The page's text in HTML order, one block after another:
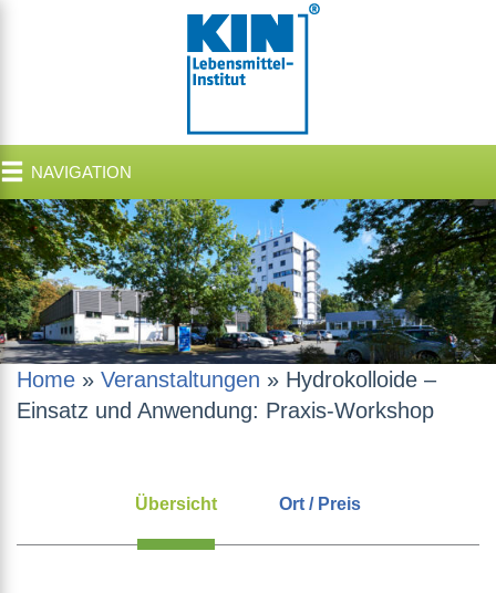
NAVIGATION
Home » Veranstaltungen » Hydrokolloide –
Einsatz und Anwendung: Praxis-Workshop
Übersicht Ort / Preis